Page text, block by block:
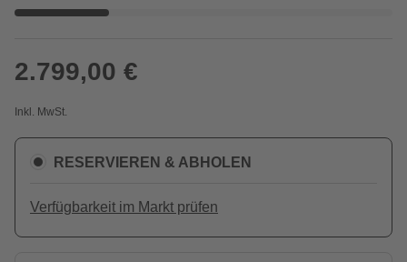
2.799,00 €
Inkl. MwSt.
RESERVIEREN & ABHOLEN
Verfügbarkeit im Markt prüfen